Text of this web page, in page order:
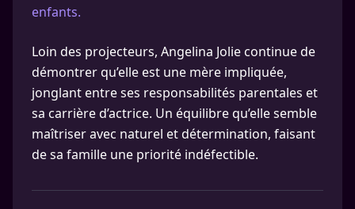
enfants.
Loin des projecteurs, Angelina Jolie continue de
démontrer qu’elle est une mère impliquée,
jonglant entre ses responsabilités parentales et
sa carrière d’actrice. Un équilibre qu’elle semble
maîtriser avec naturel et détermination, faisant
de sa famille une priorité indéfectible.